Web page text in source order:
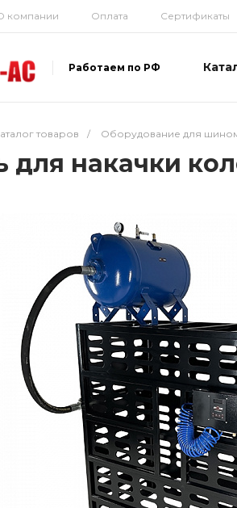
компании Оплата Сертификаты
Работаем по РФ
товаров / Оборудование для
для накачки